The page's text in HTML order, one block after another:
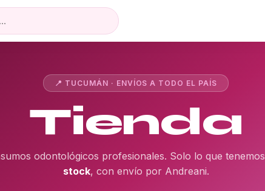
📍 TUCUMÁN · ENVÍOS A TODO EL PAÍS
Tienda
odontológicos profesionales. Solo lo que tenemos
stock, con envío por Andreani.